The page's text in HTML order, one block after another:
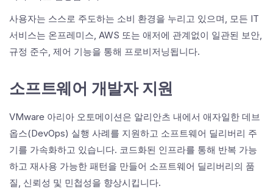
사용자는 스스로 주도하는 소비 환경을 누리고 있으며, 모든 IT
서비스는 온프레미스, AWS 또는 애저에 관계없이 일관된 보안,
규정 준수, 제어 기능을 통해 프로비저닝됩니다.
소프트웨어 개발자 지원
VMware 아리아 오토메이션은 알리안츠 내에서 애자일한 데브
옵스(DevOps) 실행 사례를 지원하고 소프트웨어 딜리버리 주
기를 가속화하고 있습니다. 코드화된 인프라를 통해 반복 가능
하고 재사용 가능한 패턴을 만들어 소프트웨어 딜리버리의 품
질, 신뢰성 및 민첩성을 향상시킵니다.